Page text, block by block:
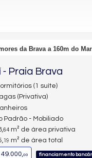
da Brava a 160m do
- Praia Brava
(1 suíte)
(Privativa)
Padrão - Mobiliado
64 m² de área privativa
19 m² de área total
00 financiamento